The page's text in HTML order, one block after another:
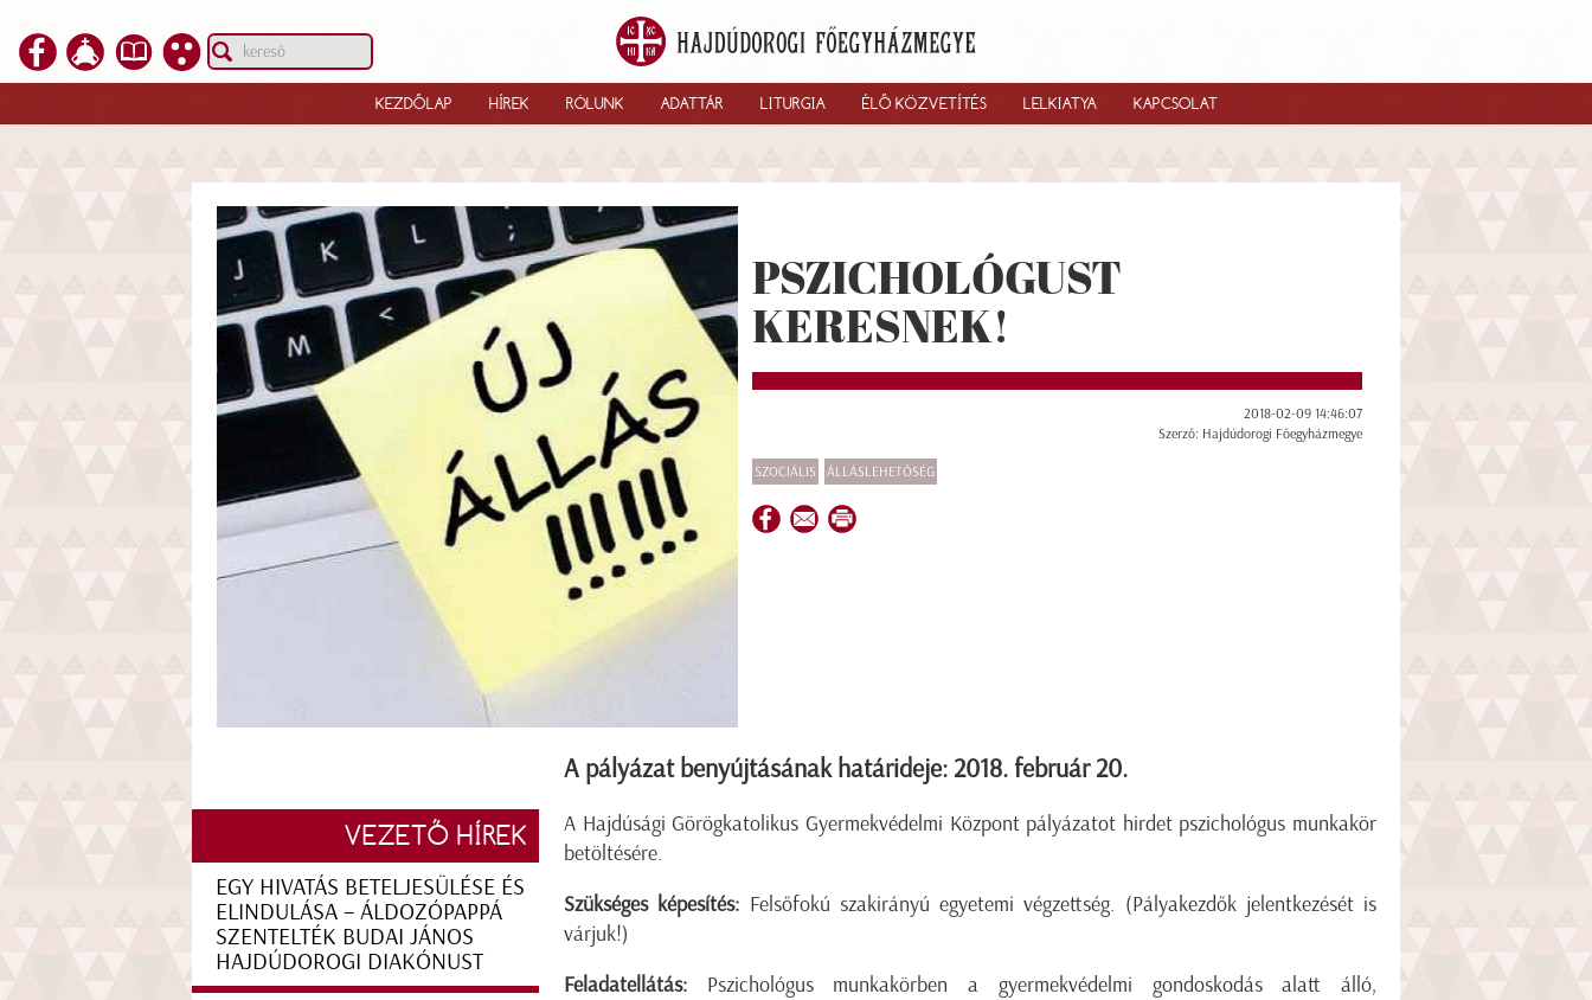
KEZDŐLAP HÍREK RÓLUNK ADATTÁR LITURGIA ÉLŐ KÖZVETÍTÉS LELKIATYA KAPCSOLAT
PSZICHOLÓGUST
KERESNEK!
2018-02-09 14:46:07
Szerző: Hajdúdorogi Főegyházmegye
SZOCIÁLIS ÁLLÁSLEHETŐSÉG
A pályázat benyújtásának határideje: 2018. február 20.
A Hajdúsági Görögkatolikus Gyermekvédelmi Központ pályázatot hirdet pszichológus munkakör
betöltésére.
Szükséges képesítés: Felsőfokú szakirányú egyetemi végzettség. (Pályakezdők jelentkezését is
várjuk!)
Feladatellátás: Pszichológus munkakörben a gyermekvédelmi gondoskodás alatt álló,
VEZETŐ HÍREK
EGY HIVATÁS BETELJESÜLÉSE ÉS
ELINDULÁSA – ÁLDOZÓPAPPÁ
SZENTELTÉK BUDAI JÁNOS
HAJDÚDOROGI DIAKÓNUST